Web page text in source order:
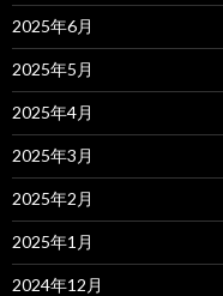
2025年6月
2025年5月
2025年4月
2025年3月
2025年2月
2025年1月
2024年12月